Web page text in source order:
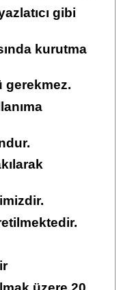
gibi
kurutma
gerekmez.